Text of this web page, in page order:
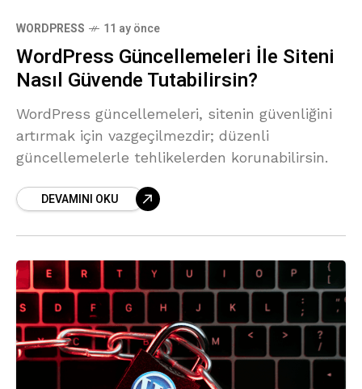
WORDPRESS 11 ay önce
WordPress Güncellemeleri İle Siteni
Nasıl Güvende Tutabilirsin?
WordPress güncellemeleri, sitenin güvenliğini
artırmak için vazgeçilmezdir; düzenli
güncellemelerle tehlikelerden korunabilirsin.
DEVAMINI OKU